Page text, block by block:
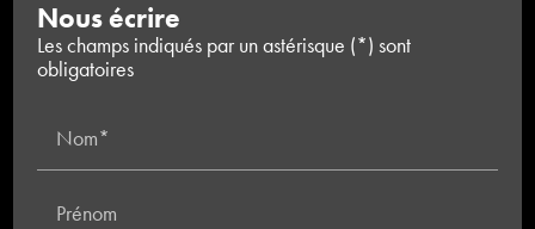
Nous écrire
Les champs indiqués par un astérisque (*) sont
obligatoires
Nom*
Prénom